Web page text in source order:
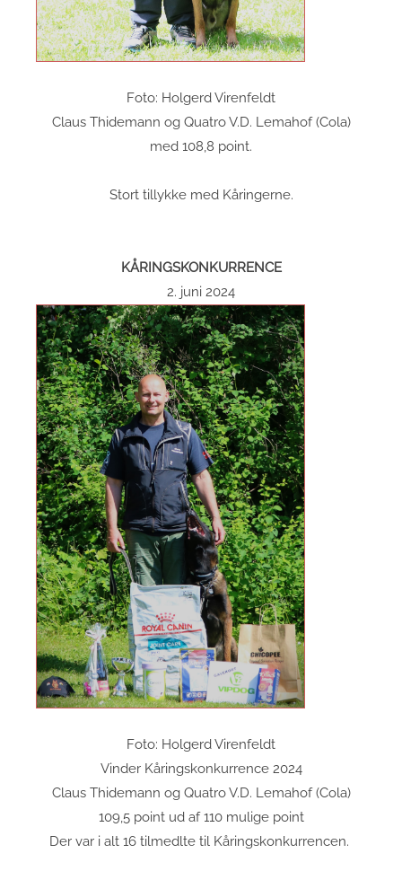
Foto: Holgerd Virenfeldt
Claus Thidemann og Quatro V.D. Lemahof (Cola)
med 108,8 point.
Stort tillykke med Kåringerne.
KÅRINGSKONKURRENCE
2. juni 2024
Foto: Holgerd Virenfeldt
Vinder Kåringskonkurrence 2024
Claus Thidemann og Quatro V.D. Lemahof (Cola)
109,5 point ud af 110 mulige point
Der var i alt 16 tilmedlte til Kåringskonkurrencen.